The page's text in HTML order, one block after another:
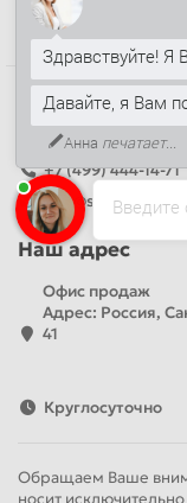
Информация
Наши контакты
+7 (812) 389-26-20
+7 (499) 444-14-71
Наш адрес
Офис продаж
Адрес: Россия,
41
Круглосуточно
Обращаем Ваше
носит
Введите
Здравствуйте! Я
Давайте, я Вам
Анна печатает...